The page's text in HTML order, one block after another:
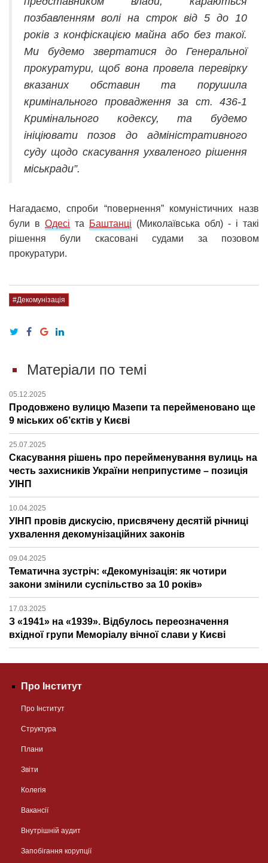
позбавленням волі на строк від 5 до 10
років з конфіскацією майна або без такої.
Ми будемо звертатися до Генеральної
прокуратури, щоб вона провела перевірку
вказаних обставин та порушила
кримінального провадження за ст. 436-1
Кримінального кодексу, та будемо
ініціювати позов до адміністративного
суду щодо скасування ухваленого рішення
міськради”.
Нагадаємо, спроби “повернення” комуністичних назв
були в Одесі та Баштанці (Миколаївська обл) - і такі
рішення були скасовані судами за позовом
прокуратури.
#Декомунізація
Матеріали по темі
05.12.2025
Продовжено вулицю Мазепи та перейменовано ще
9 міських об’єктів у Києві
25.07.2025
Скасування рішень про перейменування вулиць на
честь захисників України неприпустиме – позиція
УІНП
10.04.2025
УІНП провів дискусію, присвячену десятій річниці
ухвалення декомунізаційних законів
09.04.2025
Тематична зустріч: «Декомунізація: як чотири
закони змінили суспільство за 10 років»
17.03.2025
З «1941» на «1939». Відбулось переозначення
вхідної групи Меморіалу вічної слави у Києві
Про Інститут
Про Інститут
Структура
Плани
Звіти
Колегія
Вакансії
Внутрішній аудит
Запобігання корупції